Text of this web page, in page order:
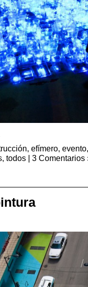
, efímero, evento
, todos | 3 Comentarios